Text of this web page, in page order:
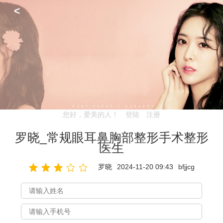
<
您好，爱美的人！ 登陆 注册
罗晓_常规眼耳鼻胸部整形手术整形
医生
罗晓 2024-11-20 09:43 bfjjcg